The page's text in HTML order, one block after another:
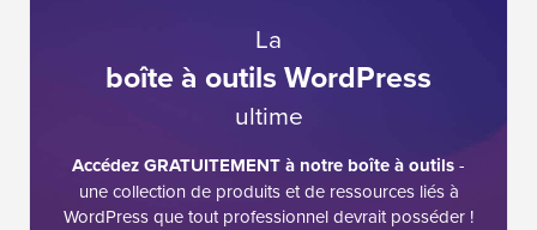
La
boîte à outils WordPress
ultime
Accédez GRATUITEMENT à notre boîte à outils-
une collection de produits et de ressources liés à
WordPress que tout professionnel devrait posséder !